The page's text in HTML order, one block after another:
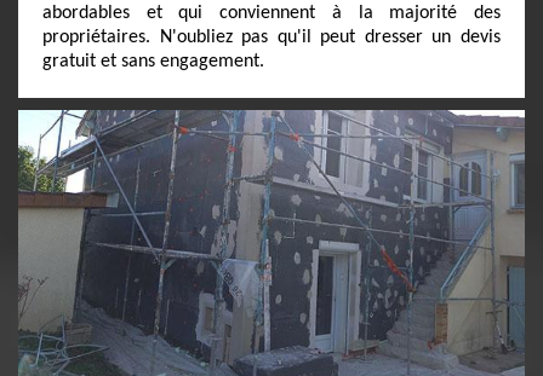
abordables et qui conviennent à la majorité des
propriétaires. N'oubliez pas qu'il peut dresser un devis
gratuit et sans engagement.